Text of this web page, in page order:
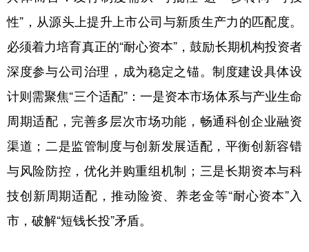
性”，从源头上提升上市公司与新质生产力的匹配度。
必须着力培育真正的“耐心资本”，鼓励长期机构投资者
深度参与公司治理，成为稳定之锚。制度建设具体设
计则需聚焦“三个适配”：一是资本市场体系与产业生命
周期适配，完善多层次市场功能，畅通科创企业融资
渠道；二是监管制度与创新发展适配，平衡创新容错
与风险防控，优化并购重组机制；三是长期资本与科
技创新周期适配，推动险资、养老金等“耐心资本”入
市，破解“短钱长投”矛盾。